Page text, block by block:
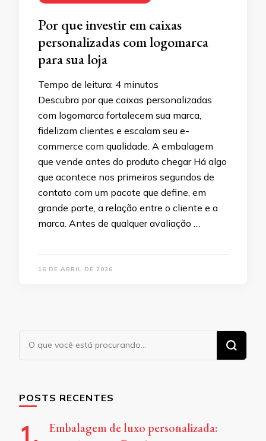
Por que investir em caixas
personalizadas com logomarca
para sua loja
Tempo de leitura: 4 minutos
Descubra por que caixas personalizadas
com logomarca fortalecem sua marca,
fidelizam clientes e escalam seu e-
commerce com qualidade. A embalagem
que vende antes do produto chegar Há algo
que acontece nos primeiros segundos de
contato com um pacote que define, em
grande parte, a relação entre o cliente e a
marca. Antes de qualquer avaliação …
16 DE ABRIL DE 2026
POSTS RECENTES
Embalagem de luxo personalizada: